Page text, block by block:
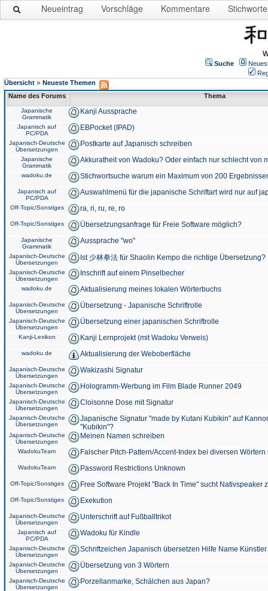
Neueintrag Vorschläge Kommentare Stichworte
Suche
Übersicht » Neueste Themen
Name des Forums
Thema
Japanische
Grammatik
Kanji Aussprache
Japanisch auf
PC/PDA
EBPocket (IPAD)
Japanisch-Deutsche
Übersetzungen
Postkarte auf Japanisch schreiben
Japanische
Grammatik
Akkuratheit von Wadoku? Oder einfach nur schlecht von
wadoku.de Stichwortsuche warum ein Maximum von 200
Japanisch auf
PC/PDA
Auswahlmenü für die japanische Schriftart wird nur auf
Off-Topic/Sonstiges ra, ri, ru, re, ro
Off-Topic/Sonstiges Übersetzungsanfrage für Freie Software möglich?
Japanische
Grammatik
Aussprache "wo"
Japanisch-Deutsche
Übersetzungen
Ist 少林拳法 für Shaolin Kempo die richtige Übersetzung?
Japanisch-Deutsche
Übersetzungen
Inschrift auf einem Pinselbecher
wadoku.de Aktualisierung meines lokalen Wörterbuchs
Japanisch-Deutsche
Übersetzungen
Übersetzung - Japanische Schriftrolle
Japanisch-Deutsche
Übersetzungen
Übersetzung einer japanischen Schriftrolle
Kanji-Lexikon Kanji Lernprojekt (mit Wadoku Verweis)
wadoku.de Aktualisierung der Weboberfläche
Japanisch-Deutsche
Übersetzungen
Wakizashi Signatur
Japanisch-Deutsche
Übersetzungen
Hologramm-Werbung im Film Blade Runner 2049
Japanisch-Deutsche
Übersetzungen
Cloisonne Dose mit Signatur
Japanisch-Deutsche
Übersetzungen
Japanische Signatur "made by Kutani Kubikin" auf
"Kubikin"?
Japanisch-Deutsche
Übersetzungen
Meinen Namen schreiben
WadokuTeam Falscher Pitch-Pattern/Accent-Index bei diversen
WadokuTeam Password Restrictions Unknown
Off-Topic/Sonstiges Free Software Projekt "Back In Time" sucht Nativspeaker
Off-Topic/Sonstiges Exekution
Japanisch-Deutsche
Übersetzungen
Unterschrift auf Fußballtrikot
Japanisch auf
PC/PDA
Wadoku für Kindle
Japanisch-Deutsche
Übersetzungen
Schriftzeichen Japanisch übersetzen Hilfe Name
Japanisch-Deutsche
Übersetzungen
Übersetzung von 3 Wörtern
Japanisch-Deutsche
Übersetzungen
Porzellanmarke, Schälchen aus Japan?